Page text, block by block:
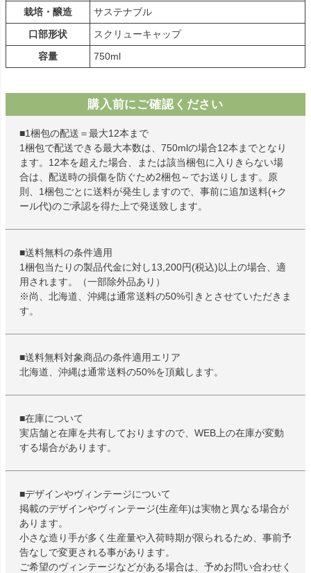
栽培・醸造
サステナブル
口部形状
スクリューキャップ
容量
750ml
購入前にご確認ください
■1梱包の配送＝最大12本まで
1梱包で配送できる最大本数は、750mlの場合12本までとなり
ます。12本を超えた場合、または該当梱包に入りきらない場
合は、配送時の損傷を防ぐため2梱包～でお送りします。原
則、1梱包ごとに送料が発生しますので、事前に追加送料(+ク
ール代)のご承認を得た上で発送致します。
■送料無料の条件適用
1梱包当たりの製品代金に対し13,200円(税込)以上の場合、適
用されます。（一部除外品あり）
※尚、北海道、沖縄は通常送料の50%引きとさせていただきま
す。
■送料無料対象商品の条件適用エリア
北海道、沖縄は通常送料の50%を頂戴します。
■在庫について
実店舗と在庫を共有しておりますので、WEB上の在庫が変動
する場合があります。
■デザインやヴィンテージについて
掲載のデザインやヴィンテージ(生産年)は実物と異なる場合が
あります。
小さな造り手が多く生産量や入荷時期が限られるため、事前予
告なしで変更される事があります。
ご希望のヴィンテージなどがある場合は、予めお問い合わせく